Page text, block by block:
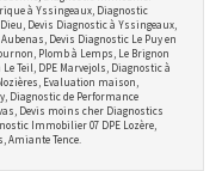
à Yssingeaux, Diagnostic
Devis Diagnostic à Yssingeaux,
Devis Diagnostic Le Puy en
Plomb à Lemps, Le Brignon
Teil, DPE Marvejols, Diagnostic à
Evaluation maison,
Diagnostic de Performance
Devis moins cher Diagnostics
Immobilier 07 DPE Lozère,
Amiante Tence.